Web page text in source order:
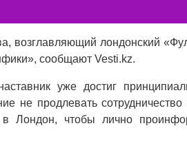
возглавляющий лондонский
сообщают Vesti.kz.
уже достиг
не продлевать сотрудничество
Лондон, чтобы лично